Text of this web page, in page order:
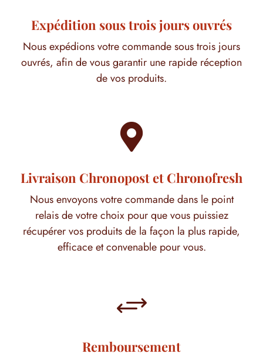
Expédition sous trois jours ouvrés
Nous expédions votre commande sous trois jours
ouvrés, afin de vous garantir une rapide réception
de vos produits.

Livraison Chronopost et Chronofresh
Nous envoyons votre commande dans le point
relais de votre choix pour que vous puissiez
récupérer vos produits de la façon la plus rapide,
efficace et convenable pour vous.
+
Remboursement